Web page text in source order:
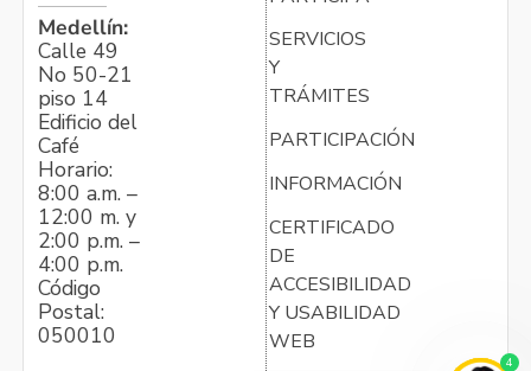
Medellín:
Calle 49
No 50-21
piso 14
Edificio del
Café
Horario:
8:00 a.m. –
12:00 m. y
2:00 p.m. –
4:00 p.m.
Código
Postal:
050010
SERVICIOS
Y
TRÁMITES
PARTICIPACIÓN
INFORMACIÓN
CERTIFICADO
DE
ACCESIBILIDAD
Y USABILIDAD
WEB
4